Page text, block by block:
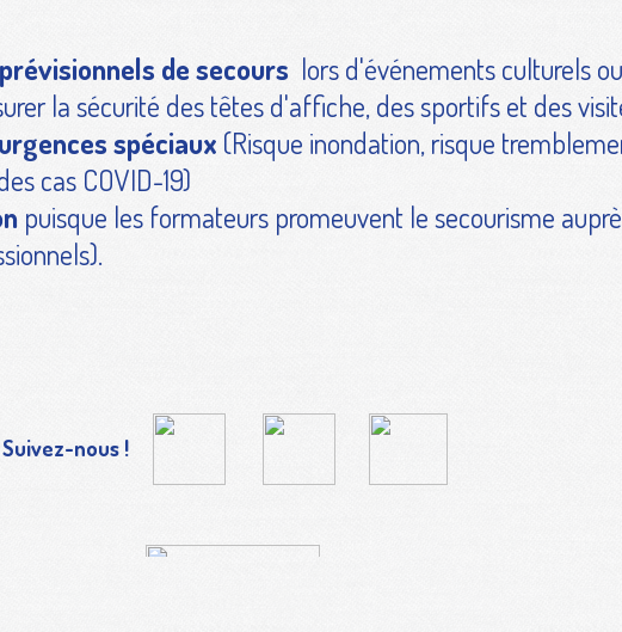
de secours lors d'événements culturels
la sécurité des têtes d'affiche, des sportifs et des
spéciaux (Risque inondation, risque
cas COVID-19)
puisque les formateurs promeuvent le secourisme
Suivez-nous !